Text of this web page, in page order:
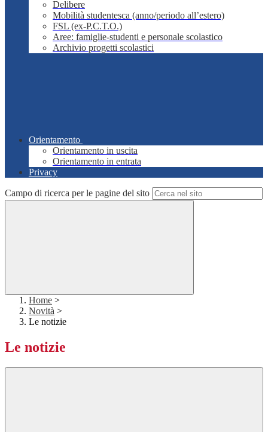
Delibere
Mobilità studentesca (anno/periodo all’estero)
FSL (ex-P.C.T.O.)
Aree: famiglie-studenti e personale scolastico
Archivio progetti scolastici
Orientamento
Orientamento in uscita
Orientamento in entrata
Privacy
Campo di ricerca per le pagine del sito
Home >
Novità >
Le notizie
Le notizie